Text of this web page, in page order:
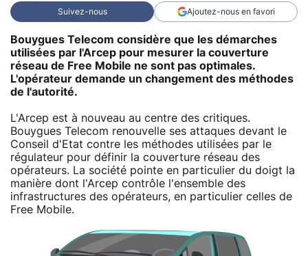
Suivez-nous Ajoutez-nous en favori
Bouygues Telecom considère que les démarches
utilisées par l'Arcep pour mesurer la couverture
réseau de Free Mobile ne sont pas optimales.
L'opérateur demande un changement des méthodes
de l'autorité.
L'Arcep est à nouveau au centre des critiques.
Bouygues Telecom renouvelle ses attaques devant le
Conseil d'Etat contre les méthodes utilisées par le
régulateur pour définir la couverture réseau des
opérateurs. La société pointe en particulier du doigt la
manière dont l'Arcep contrôle l'ensemble des
infrastructures des opérateurs, en particulier celles de
Free Mobile.